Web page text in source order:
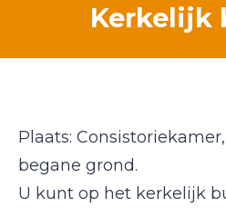
Kerkelijk
Plaats:
begane grond.
U kunt op het kerkelijk